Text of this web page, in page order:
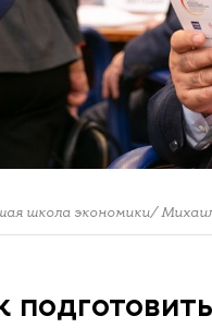
школа экономики/